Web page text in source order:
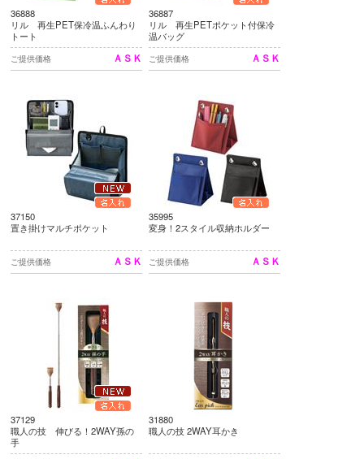
36888
リル 再生PET保冷温ふんわり
トート
ご提供価格 ＡＳＫ
36887
リル 再生PETポケット付保冷
温バッグ
ご提供価格 ＡＳＫ
37150
置き掛けマルチポケット
ご提供価格 ＡＳＫ
35995
変身！2スタイル収納ホルダー
ご提供価格 ＡＳＫ
37129
職人の技 伸びる！2WAY孫の
手
31880
職人の技 2WAY耳かき